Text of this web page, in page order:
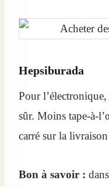
Hepsiburada
Pour
sûr. Moins
carré sur la livraison
Bon à savoir :